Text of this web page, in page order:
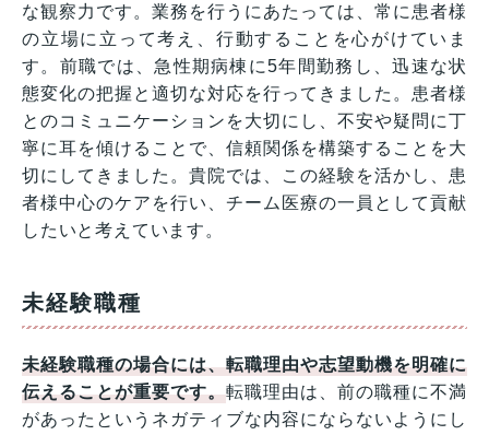
な観察力です。業務を行うにあたっては、常に患者様
の立場に立って考え、行動することを心がけていま
す。前職では、急性期病棟に5年間勤務し、迅速な状
態変化の把握と適切な対応を行ってきました。患者様
とのコミュニケーションを大切にし、不安や疑問に丁
寧に耳を傾けることで、信頼関係を構築することを大
切にしてきました。貴院では、この経験を活かし、患
者様中心のケアを行い、チーム医療の一員として貢献
したいと考えています。
未経験職種
未経験職種の場合には、転職理由や志望動機を明確に
伝えることが重要です。転職理由は、前の職種に不満
があったというネガティブな内容にならないようにし